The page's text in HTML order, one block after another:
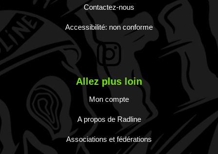
Contactez-nous
Accessibilité: non conforme
Allez plus loin
Mon compte
A propos de Radline
Associations et fédérations